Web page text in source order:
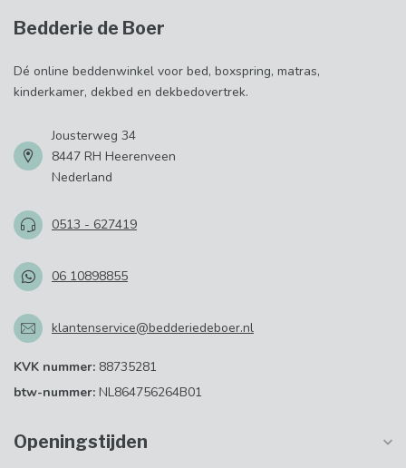
Bedderie de Boer
Dé online beddenwinkel voor bed, boxspring, matras,
kinderkamer, dekbed en dekbedovertrek.
Jousterweg 34
8447 RH Heerenveen
Nederland
0513 - 627419
06 10898855
klantenservice@bedderiedeboer.nl
KVK nummer: 88735281
btw-nummer: NL864756264B01
Openingstijden